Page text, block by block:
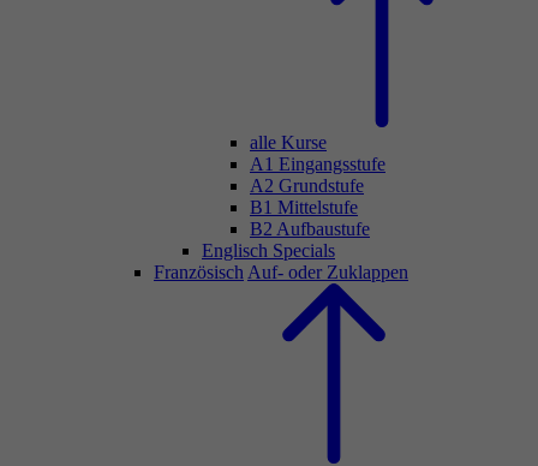
alle Kurse
A1 Eingangsstufe
A2 Grundstufe
B1 Mittelstufe
B2 Aufbaustufe
Englisch Specials
Französisch Auf- oder Zuklappen